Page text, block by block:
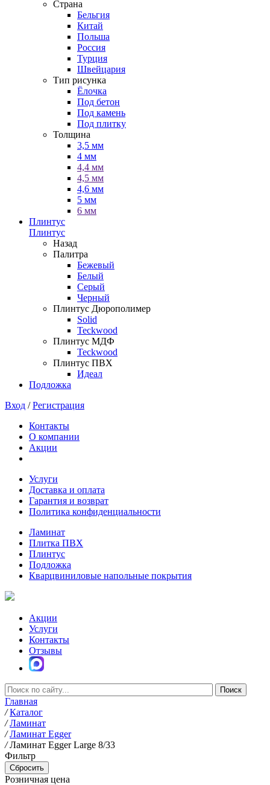
Страна
Бельгия
Китай
Польша
Россия
Турция
Швейцария
Тип рисунка
Ёлочка
Под бетон
Под камень
Под плитку
Толщина
3,5 мм
4 мм
4,4 мм
4,5 мм
4,6 мм
5 мм
6 мм
Плинтус
Плинтус
Назад
Палитра
Бежевый
Белый
Серый
Черный
Плинтус Дюрополимер
Solid
Teckwood
Плинтус МДФ
Teckwood
Плинтус ПВХ
Идеал
Подложка
Вход /Регистрация
Контакты
О компании
Акции
Услуги
Доставка и оплата
Гарантия и возврат
Политика конфиденциальности
Ламинат
Плитка ПВХ
Плинтус
Подложка
Кварцвиниловые напольные покрытия
Акции
Услуги
Контакты
Отзывы
Главная
/ Каталог
/ Ламинат
/ Ламинат Egger
/ Ламинат Egger Large 8/33
Фильтр
Розничная цена